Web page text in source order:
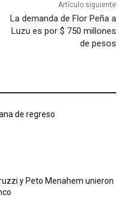
Artículo siguiente
La demanda de Flor Peña a
Luzu es por $ 750 millones
de pesos
de regreso
y Peto Menahem unieron